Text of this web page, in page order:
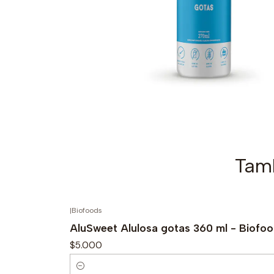
|Biofoods
AluSweet Alulosa gotas 360 ml -
$5.000